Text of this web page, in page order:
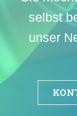
selbst
unser